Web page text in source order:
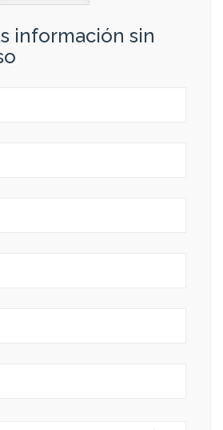
información sin